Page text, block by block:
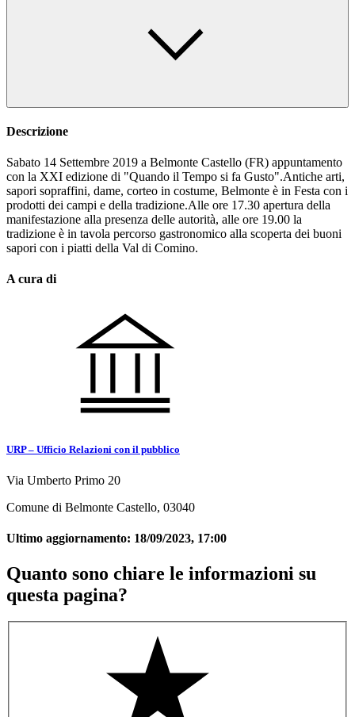
Descrizione
Sabato 14 Settembre 2019 a Belmonte Castello (FR) appuntamento
con la XXI edizione di "Quando il Tempo si fa Gusto".Antiche arti,
sapori sopraffini, dame, corteo in costume, Belmonte è in Festa con i
prodotti dei campi e della tradizione.Alle ore 17.30 apertura della
manifestazione alla presenza delle autorità, alle ore 19.00 la
tradizione è in tavola percorso gastronomico alla scoperta dei buoni
sapori con i piatti della Val di Comino.
A cura di
URP – Ufficio Relazioni con il pubblico
Via Umberto Primo 20
Comune di Belmonte Castello, 03040
Ultimo aggiornamento: 18/09/2023, 17:00
Quanto sono chiare le informazioni su
questa pagina?